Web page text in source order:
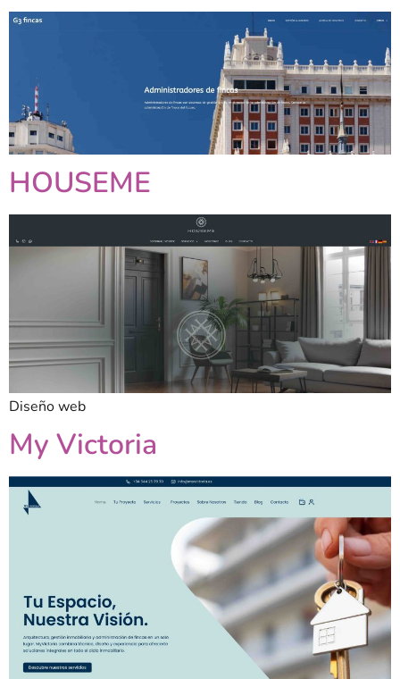
HOUSEME
Diseño web
My Victoria